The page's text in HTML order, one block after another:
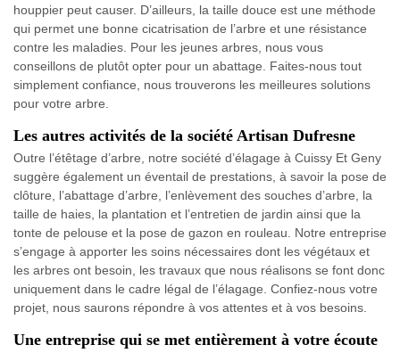
houppier peut causer. D’ailleurs, la taille douce est une méthode
qui permet une bonne cicatrisation de l’arbre et une résistance
contre les maladies. Pour les jeunes arbres, nous vous
conseillons de plutôt opter pour un abattage. Faites-nous tout
simplement confiance, nous trouverons les meilleures solutions
pour votre arbre.
Les autres activités de la société Artisan Dufresne
Outre l’étêtage d’arbre, notre société d’élagage à Cuissy Et Geny
suggère également un éventail de prestations, à savoir la pose de
clôture, l’abattage d’arbre, l’enlèvement des souches d’arbre, la
taille de haies, la plantation et l’entretien de jardin ainsi que la
tonte de pelouse et la pose de gazon en rouleau. Notre entreprise
s’engage à apporter les soins nécessaires dont les végétaux et
les arbres ont besoin, les travaux que nous réalisons se font donc
uniquement dans le cadre légal de l’élagage. Confiez-nous votre
projet, nous saurons répondre à vos attentes et à vos besoins.
Une entreprise qui se met entièrement à votre écoute